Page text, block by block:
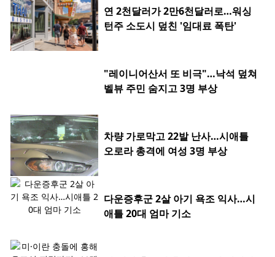
연 2천달러가 2만6천달러로…워싱
턴주 소도시 덮친 '임대료 폭탄'
"레이니어산서 또 비극"…낙석 덮쳐
벨뷰 주민 숨지고 3명 부상
차량 가로막고 22발 난사…시애틀
오로라 총격에 여성 3명 부상
다운증후군 2살 아기 욕조 익사…시
애틀 20대 엄마 기소